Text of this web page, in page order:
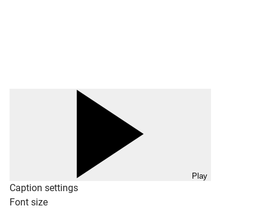
Play
Caption settings
Font size